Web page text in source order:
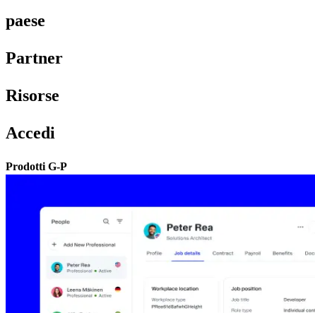
paese​​
Partner​​
Risorse​​
Accedi​​
Prodotti G-P​​